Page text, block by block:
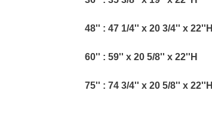
48'' : 47 1/4'' x 20 3/4'' x 22''H
60'' : 59'' x 20 5/8'' x 22''H
75'' : 74 3/4'' x 20 5/8'' x 22''H